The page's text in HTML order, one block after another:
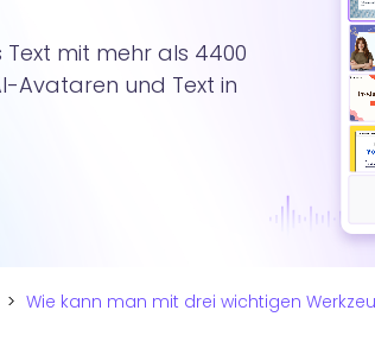
Text mit mehr als 4400
Avataren und Text in
> Wie kann man mit drei wichtigen